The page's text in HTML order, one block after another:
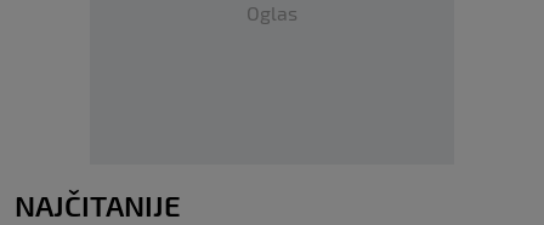
Oglas
NAJČITANIJE